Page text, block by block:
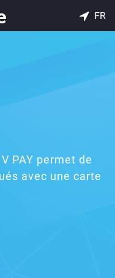
FR
PAY permet de
avec une carte